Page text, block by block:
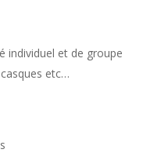
individuel et de groupe
etc…